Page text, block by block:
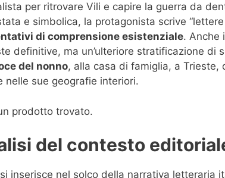
per ritrovare Vili e capire la guerra da
e simbolica, la protagonista scrive
di comprensione esistenziale. Anche
definitive, ma un’ulteriore stratificazione di
del nonno, alla casa di famiglia, a
nelle sue geografie interiori.
prodotto trovato.
del contesto
si inserisce nel solco della narrativa letteraria